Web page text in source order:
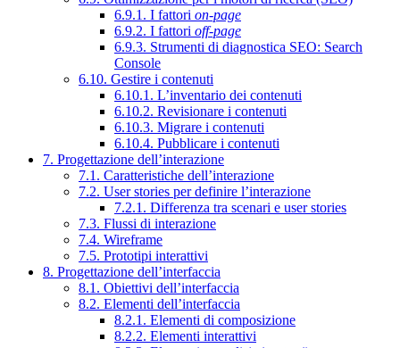
6.9.1. I fattori on-page
6.9.2. I fattori off-page
6.9.3. Strumenti di diagnostica SEO: Search
Console
6.10. Gestire i contenuti
6.10.1. L’inventario dei contenuti
6.10.2. Revisionare i contenuti
6.10.3. Migrare i contenuti
6.10.4. Pubblicare i contenuti
7. Progettazione dell’interazione
7.1. Caratteristiche dell’interazione
7.2. User stories per definire l’interazione
7.2.1. Differenza tra scenari e user stories
7.3. Flussi di interazione
7.4. Wireframe
7.5. Prototipi interattivi
8. Progettazione dell’interfaccia
8.1. Obiettivi dell’interfaccia
8.2. Elementi dell’interfaccia
8.2.1. Elementi di composizione
8.2.2. Elementi interattivi